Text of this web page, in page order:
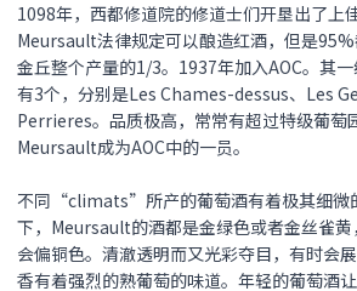
1098年，西都修道院的修道士们开垦出了上
Meursault法律规定可以酿造红酒，但是
金丘整个产量的1/3。1937年加入AOC。其
有3个，分别是Les Chames-dessus、Les
Perrieres。品质极高，常常有超过特级葡萄
Meursault成为AOC中的一员。
不同“climats”所产的葡萄酒有着极其细微
下，Meursault的酒都是金绿色或者金丝雀
会偏铜色。清澈透明而又光彩夺目，有时会
香有着强烈的熟葡萄的味道。年轻的葡萄酒